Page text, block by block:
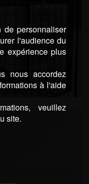
personnaliser
l'audience du
expérience plus
nous accordez
à l'aide
veuillez
site.